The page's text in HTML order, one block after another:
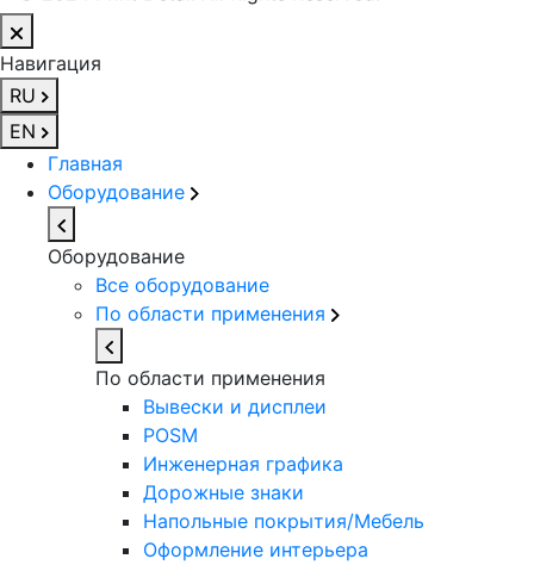
Навигация
RU
EN
Главная
Оборудование
Оборудование
Все оборудование
По области применения
По области применения
Вывески и дисплеи
POSM
Инженерная графика
Дорожные знаки
Напольные покрытия/Мебель
Оформление интерьера